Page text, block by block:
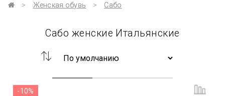
Женская обувь Сабо
Сабо женские Итальянские
-10%